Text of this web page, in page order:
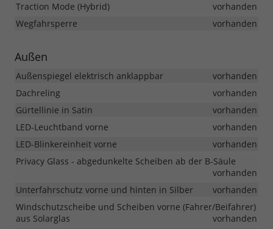
Traction Mode (Hybrid)
vorhanden
Wegfahrsperre
vorhanden
Außen
Außenspiegel elektrisch anklappbar
vorhanden
Dachreling
vorhanden
Gürtellinie in Satin
vorhanden
LED-Leuchtband vorne
vorhanden
LED-Blinkereinheit vorne
vorhanden
Privacy Glass - abgedunkelte Scheiben ab der B-Säule
vorhanden
Unterfahrschutz vorne und hinten in Silber
vorhanden
Windschutzscheibe und Scheiben vorne (Fahrer/Beifahrer)
aus Solarglas
vorhanden